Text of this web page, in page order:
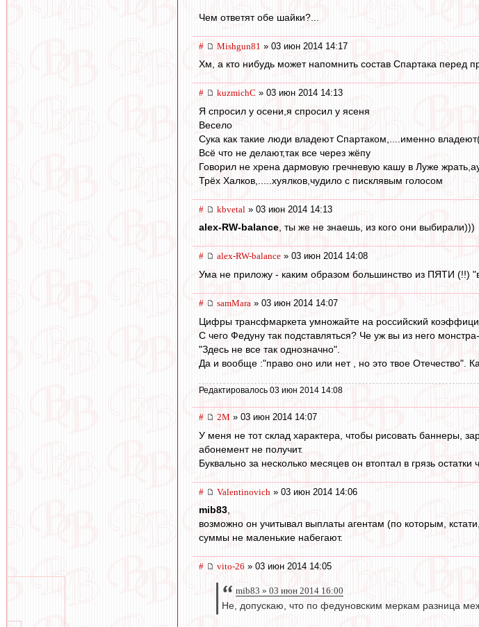
Чем ответят обе шайки?...
# Mishgun81 » 03 июн 2014 14:17
Хм, а кто нибудь может напомнить состав Спартака перед
# kuzmichC » 03 июн 2014 14:13
Я спросил у осени,я спросил у ясеня
Весело
Сука как такие люди владеют Спартаком,....именно
Всё что не делают,так все через жёпу
Говорил не хрена дармовую гречневую кашу в Луже
Трёх Халков,.....хуялков,чудило с писклявым голосом
# kbvetal » 03 июн 2014 14:13
alex-RW-balance, ты же не знаешь, из кого они выбирали)))
# alex-RW-balance » 03 июн 2014 14:08
Ума не приложу - каким образом большинство из ПЯТИ (!!)
# samMara » 03 июн 2014 14:07
Цифры трансфмаркета умножайте на российский
С чего Федуну так подставляться? Че уж вы из него
"Здесь не все так однозначно".
Да и вообще :"право оно или нет , но это твое Отечество".
Редактировалось 03 июн 2014 14:08
# 2M » 03 июн 2014 14:07
У меня не тот склад характера, чтобы рисовать баннеры,
абонемент не получит.
Буквально за несколько месяцев он втоптал в грязь
# Valentinovich » 03 июн 2014 14:06
mib83,
возможно он учитывал выплаты агентам (по которым,
суммы не маленькие набегают.
# vito-26 » 03 июн 2014 14:05
mib83 » 03 июн 2014 16:00
Не, допускаю, что по федуновским меркам разница